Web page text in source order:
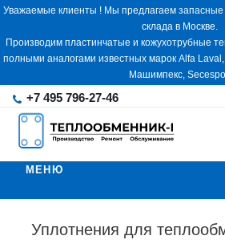
Уважаемые клиенты ! Мы предлагаем запасные
склада в Москве.
Производим пластинчатые и кожухотрубные
полными аналогами известных марок Alfa
Машимпекс,
+7 495 796-27-46
МЕНЮ
Уплотнения для